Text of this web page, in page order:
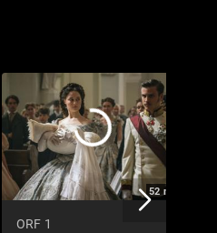
52 min
ORF 1